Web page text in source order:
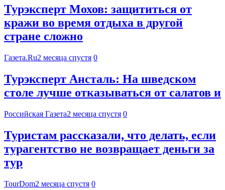
Турэксперт Мохов: защититься от
кражи во время отдыха в другой
стране сложно
Газета.Ru2 месяца спустя 0
Турэксперт Ансталь: На шведском
столе лучше отказываться от салатов и
Российская Газета2 месяца спустя 0
Туристам рассказали, что делать, если
турагентство не возвращает деньги за
тур
TourDom2 месяца спустя 0